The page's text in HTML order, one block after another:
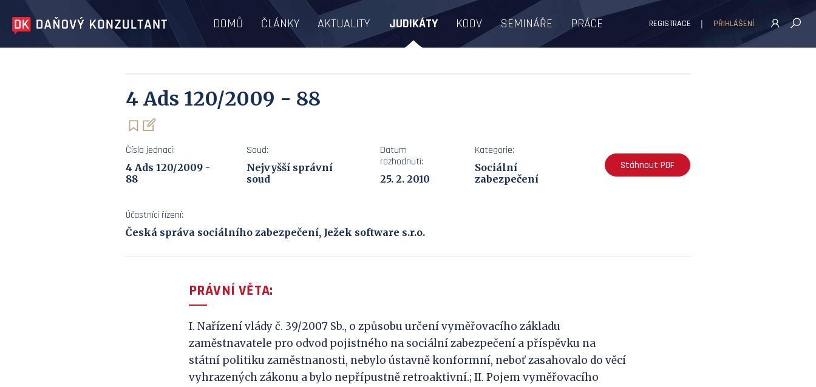
DOMŮ ČLÁNKY AKTUALITY JUDIKÁTY KOOV SEMINÁŘE PRÁCE REGISTRACE PŘIHLÁŠENÍ
4 Ads 120/2009 - 88
Číslo jednací:
4 Ads 120/2009 -
88
Soud:
Nejvyšší správní
soud
Datum
rozhodnutí:
25. 2. 2010
Kategorie:
Sociální
zabezpečení
Stáhnout PDF
Účastníci řízení:
Česká správa sociálního zabezpečení, Ježek software s.r.o.
PRÁVNÍ VĚTA:
I. Nařízení vlády č. 39/2007 Sb., o způsobu určení vyměřovacího základu
zaměstnavatele pro odvod pojistného na sociální zabezpečení a příspěvku na
státní politiku zaměstnanosti, nebylo ústavně konformní, neboť zasahovalo do věcí
vyhrazených zákonu a bylo nepřípustně retroaktivní.; II. Pojem vyměřovacího